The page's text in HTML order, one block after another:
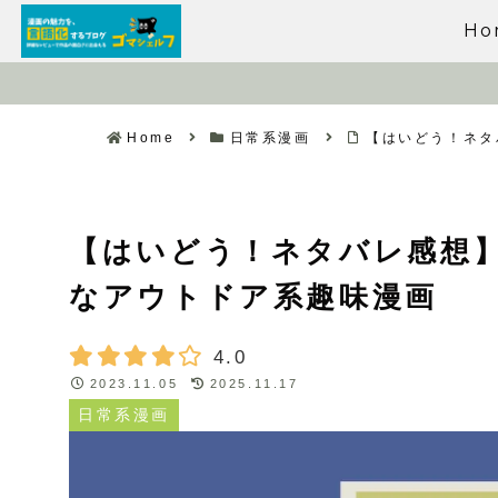
Home 日常系漫画 【はいどう！ネ
【はいどう！ネタバレ感想
なアウトドア系趣味漫画
4.0
日常系漫画
2023.11.05 2025.11.17